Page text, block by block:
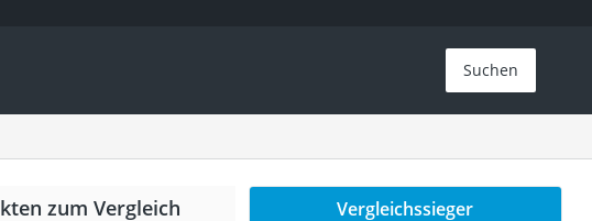
Suchen
zum Vergleich Vergleichssieger